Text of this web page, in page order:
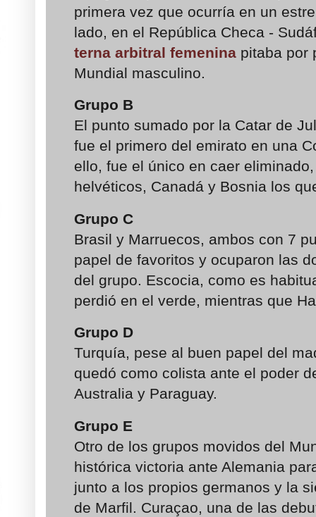
primera vez que ocurría en un
lado, en el República Checa -
terna arbitral femenina pitaba por
Mundial masculino.
Grupo B
El punto sumado por la Catar de
fue el primero del emirato en una
ello, fue el único en caer
helvéticos, Canadá y Bosnia los
Grupo C
Brasil y Marruecos, ambos con 7
papel de favoritos y ocuparon las
del grupo. Escocia, como es
perdió en el verde, mientras que
Grupo D
Turquía, pese al buen papel del
quedó como colista ante el poder
Australia y Paraguay.
Grupo E
Otro de los grupos movidos del
histórica victoria ante Alemania
junto a los propios germanos y la
de Marfil. Curaçao, una de las